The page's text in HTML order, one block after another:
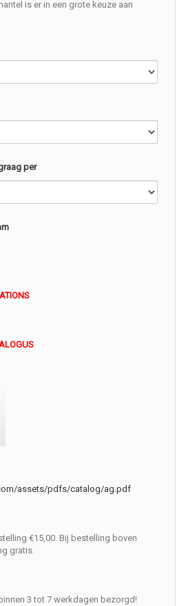
is er in een grote keuze aan
per
assets/pdfs/catalog/ag.pdf
€15,00. Bij bestelling boven
gratis.
3 tot 7 werkdagen bezorgd!